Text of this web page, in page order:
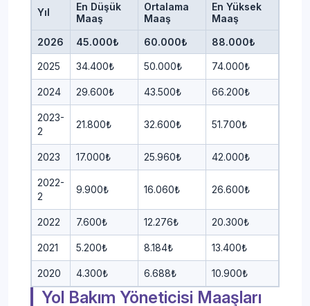
Yıl
En Düşük
Maaş
Ortalama
Maaş
En Yüksek
Maaş
2026
45.000₺ 60.000₺ 88.000₺
2025 34.400₺ 50.000₺ 74.000₺
2024 29.600₺ 43.500₺ 66.200₺
2023-
2
21.800₺ 32.600₺ 51.700₺
2023 17.000₺ 25.960₺ 42.000₺
2022-
2
9.900₺ 16.060₺ 26.600₺
2022 7.600₺ 12.276₺ 20.300₺
2021 5.200₺ 8.184₺ 13.400₺
2020 4.300₺ 6.688₺ 10.900₺
Yol Bakım Yöneticisi Maaşları